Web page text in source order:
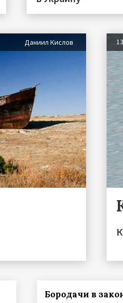
Даниил Кислов
Бородачи в